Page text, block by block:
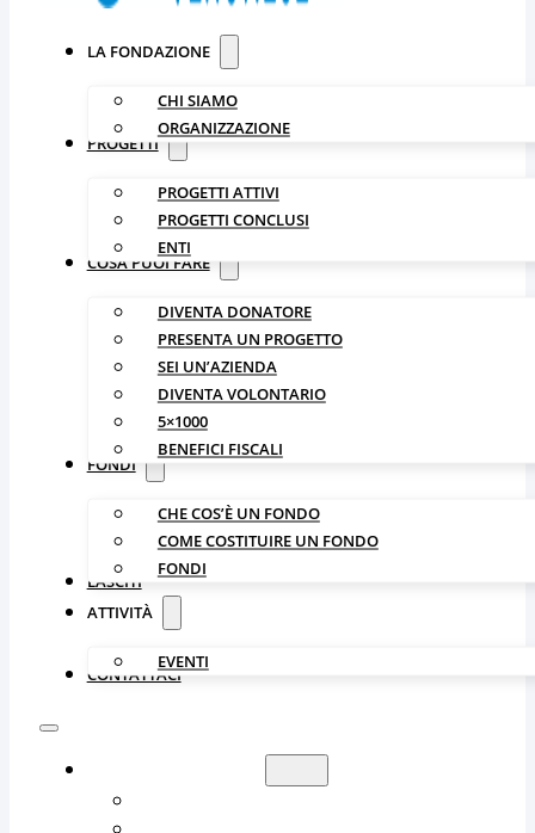
LA FONDAZIONE
CHI SIAMO
ORGANIZZAZIONE
PROGETTI
PROGETTI ATTIVI
PROGETTI CONCLUSI
ENTI
COSA PUOI FARE
DIVENTA DONATORE
PRESENTA UN PROGETTO
SEI UN’AZIENDA
DIVENTA VOLONTARIO
5×1000
BENEFICI FISCALI
FONDI
CHE COS’È UN FONDO
COME COSTITUIRE UN FONDO
FONDI
LASCITI
ATTIVITÀ
EVENTI
CONTATTACI